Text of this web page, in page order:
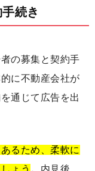
続き
の募集と契約手
に不動産会社が
通じて広告を出
るため、柔軟に
ょう 。内見後